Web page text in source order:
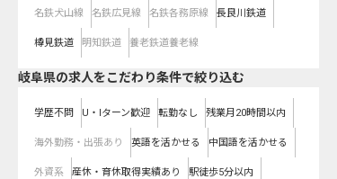
名鉄犬山線 名鉄広見線 名鉄各務原線 長良川鉄道
樽見鉄道 明知鉄道 養老鉄道養老線
岐阜県の求人をこだわり条件で絞り込む
学歴不問 U・Iターン歓迎 転勤なし 残業月20時間以内
海外勤務・出張あり 英語を活かせる 中国語を活かせる
外資系 産休・育休取得実績あり 駅徒歩5分以内